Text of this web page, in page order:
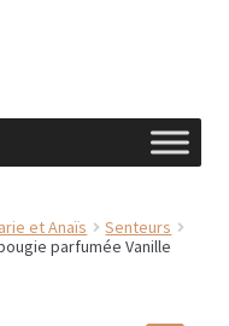
et Anaïs
Senteurs
parfumée Vanille